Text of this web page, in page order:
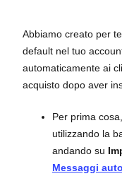
Abbiamo creato per
default nel tuo
automaticamente ai
acquisto dopo aver
Per prima
utilizzando la
andando su
Messaggi